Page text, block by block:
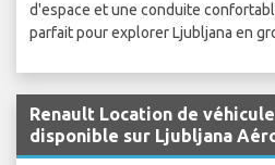
d'espace et une conduite
parfait pour explorer Ljubljana en
Renault Location de
disponible sur Ljubljana